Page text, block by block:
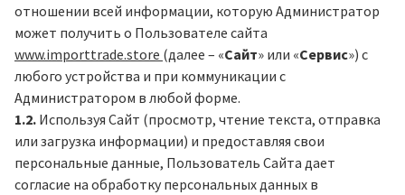
отношении всей информации, которую Администратор
может получить о Пользователе сайта
www.importtrade.store (далее – «Сайт» или «Сервис») с
любого устройства и при коммуникации с
Администратором в любой форме.
1.2. Используя Cайт (просмотр, чтение текста, отправка
или загрузка информации) и предоставляя свои
персональные данные, Пользователь Сайта дает
согласие на обработку персональных данных в